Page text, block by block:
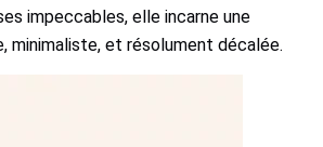
impeccables, elle incarne une
minimaliste, et résolument décalée.